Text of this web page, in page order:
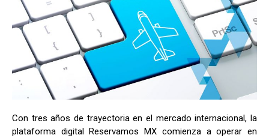
Con tres años de trayectoria en el mercado internacional, la
plataforma digital Reservamos MX comienza a operar en